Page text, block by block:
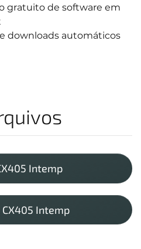
gratuito de software em
downloads automáticos
Intemp
Intemp